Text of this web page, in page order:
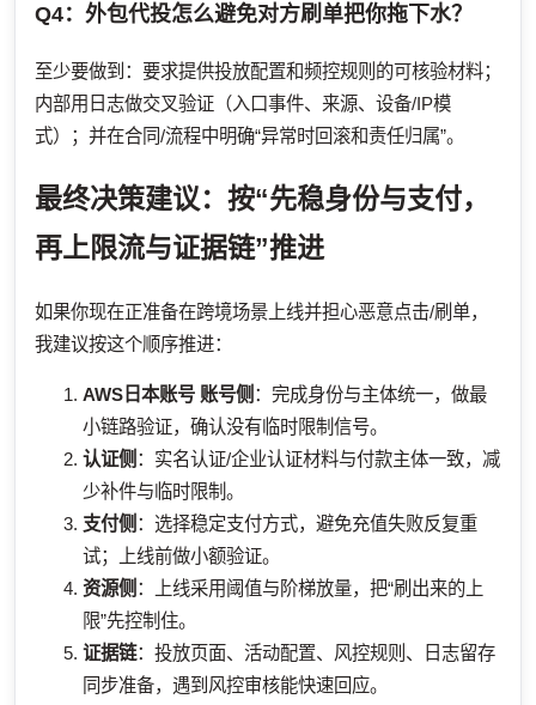
Q4：外包代投怎么避免对方刷单把你拖下水？
至少要做到：要求提供投放配置和频控规则的可核验材料；
内部用日志做交叉验证（入口事件、来源、设备/IP模
式）；并在合同/流程中明确“异常时回滚和责任归属”。
最终决策建议：按“先稳身份与支付，
再上限流与证据链”推进
如果你现在正准备在跨境场景上线并担心恶意点击/刷单，
我建议按这个顺序推进：
AWS日本账号 账号侧 ：完成身份与主体统一，做最
小链路验证，确认没有临时限制信号。
认证侧 ：实名认证/企业认证材料与付款主体一致，减
少补件与临时限制。
支付侧 ：选择稳定支付方式，避免充值失败反复重
试；上线前做小额验证。
资源侧 ：上线采用阈值与阶梯放量，把“刷出来的上
限”先控制住。
证据链：投放页面、活动配置、风控规则、日志留存
同步准备，遇到风控审核能快速回应。